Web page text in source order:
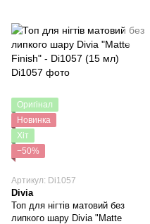
Оригінал
Новинка
Хіт
−50%
Артикул: Di1057
Divia
Топ для нігтів матовий без
липкого шару Divia "Matte